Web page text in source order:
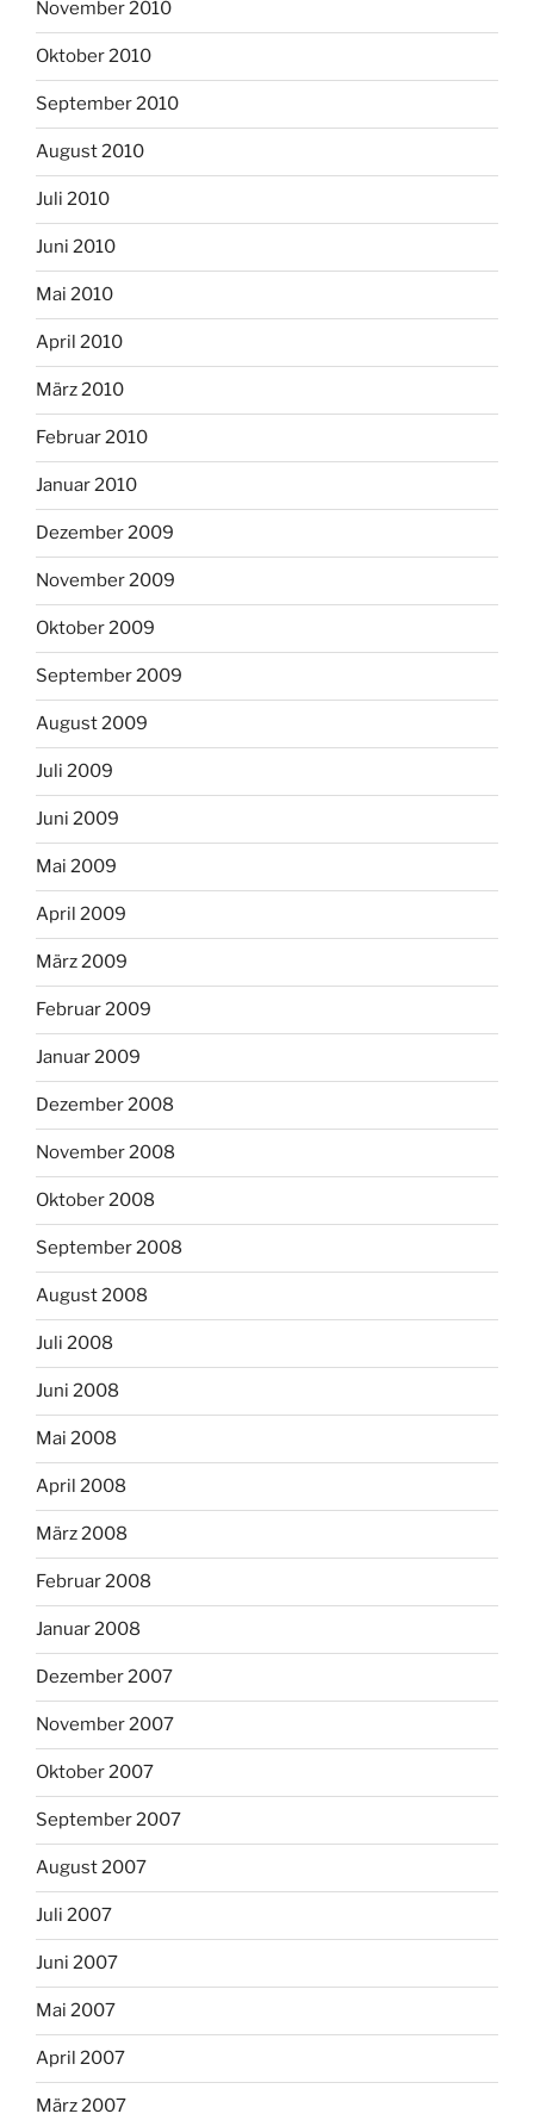
November 2010
Oktober 2010
September 2010
August 2010
Juli 2010
Juni 2010
Mai 2010
April 2010
März 2010
Februar 2010
Januar 2010
Dezember 2009
November 2009
Oktober 2009
September 2009
August 2009
Juli 2009
Juni 2009
Mai 2009
April 2009
März 2009
Februar 2009
Januar 2009
Dezember 2008
November 2008
Oktober 2008
September 2008
August 2008
Juli 2008
Juni 2008
Mai 2008
April 2008
März 2008
Februar 2008
Januar 2008
Dezember 2007
November 2007
Oktober 2007
September 2007
August 2007
Juli 2007
Juni 2007
Mai 2007
April 2007
März 2007